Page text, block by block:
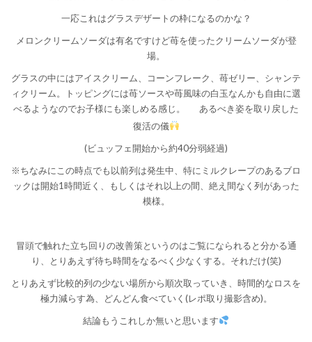
一応これはグラスデザートの枠になるのかな？
メロンクリームソーダは有名ですけど苺を使ったクリームソーダが登
場。
グラスの中にはアイスクリーム、コーンフレーク、苺ゼリー、シャンテ
ィクリーム。トッピングには苺ソースや苺風味の白玉なんかも自由に選
べるようなのでお子様にも楽しめる感じ。
あるべき姿を取り戻した
復活の儀
(ビュッフェ開始から約40分弱経過)
※ちなみにこの時点でも以前列は発生中、特にミルクレープのあるブロ
ックは開始1時間近く、もしくはそれ以上の間、絶え間なく列があった
模様。
冒頭で触れた立ち回りの改善策というのはご覧になられると分かる通
り、とりあえず待ち時間をなるべく少なくする。それだけ(笑)
とりあえず比較的列の少ない場所から順次取っていき、時間的なロスを
極力減らす為、どんどん食べていく(レポ取り撮影含め)。
結論もうこれしか無いと思います